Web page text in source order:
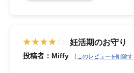
妊活期のお守り
投稿者：Miffy （ このレビューを削除す